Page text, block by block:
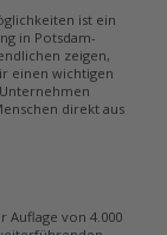
ist ein
in Potsdam-
zeigen,
einen wichtigen
direkt aus
Auflage von 4.000